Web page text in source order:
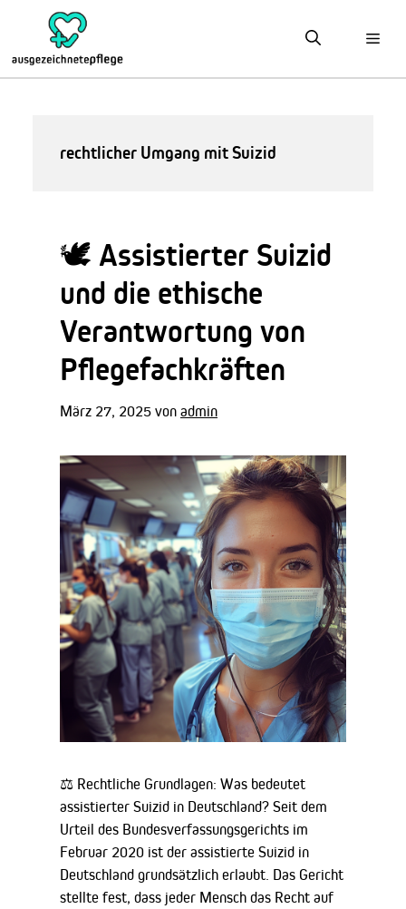
springen
rechtlicher Umgang mit Suizid
🕊️ Assistierter Suizid
und die ethische
Verantwortung von
Pflegefachkräften
März 27, 2025 von admin
⚖️ Rechtliche Grundlagen: Was bedeutet
assistierter Suizid in Deutschland? Seit dem
Urteil des Bundesverfassungsgerichts im
Februar 2020 ist der assistierte Suizid in
Deutschland grundsätzlich erlaubt. Das Gericht
stellte fest, dass jeder Mensch das Recht auf